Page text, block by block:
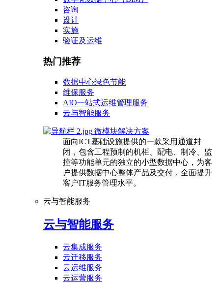
咨询
设计
实施
验证及运维
热门推荐
数据中心绿色节能
维保服务
AIO一站式运维管理服务
云与智能服务
微模块解决方案
面向ICT基础设施提供的一款采用通道封
闭，包含工程预制的机柜、配电、制冷、监
控等功能单元的独立的小型数据中心，为客
户提供数据中心整体产品及交付，全面提升
客户IT服务管理水平。
云与智能服务
云与智能服务
云集成服务
云迁移服务
云运维服务
云运营服务